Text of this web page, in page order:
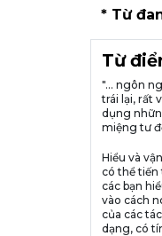
* Từ
Từ
"... ngôn
trái lại, rất
dụng
miệng tư
Hiểu và
có thể tiến
các bạn
vào cách
của các
dạng, có